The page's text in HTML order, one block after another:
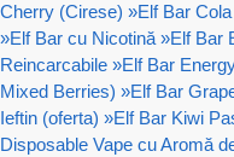
Cherry (Cirese) »Elf Bar
»Elf Bar cu Nicotină »Elf Bar
Reincarcabile »Elf Bar
Mixed Berries) »Elf Bar
Ieftin (oferta) »Elf Bar Kiwi
Disposable Vape cu Aromă